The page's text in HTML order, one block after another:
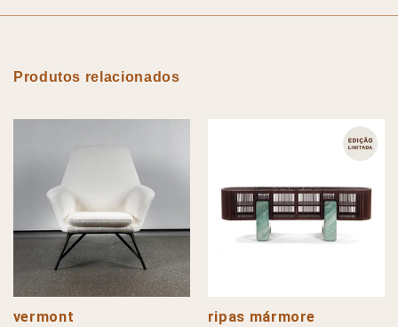
Produtos relacionados
vermont ripas mármore